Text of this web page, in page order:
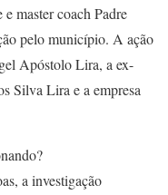
master coach Padre
pelo município. A ação
Apóstolo Lira, a ex-
Silva Lira e a empresa
a investigação